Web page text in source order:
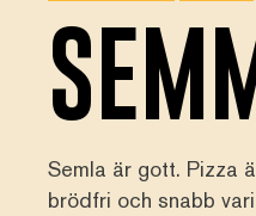
Semla är gott. Pizza
brödfri och snabb